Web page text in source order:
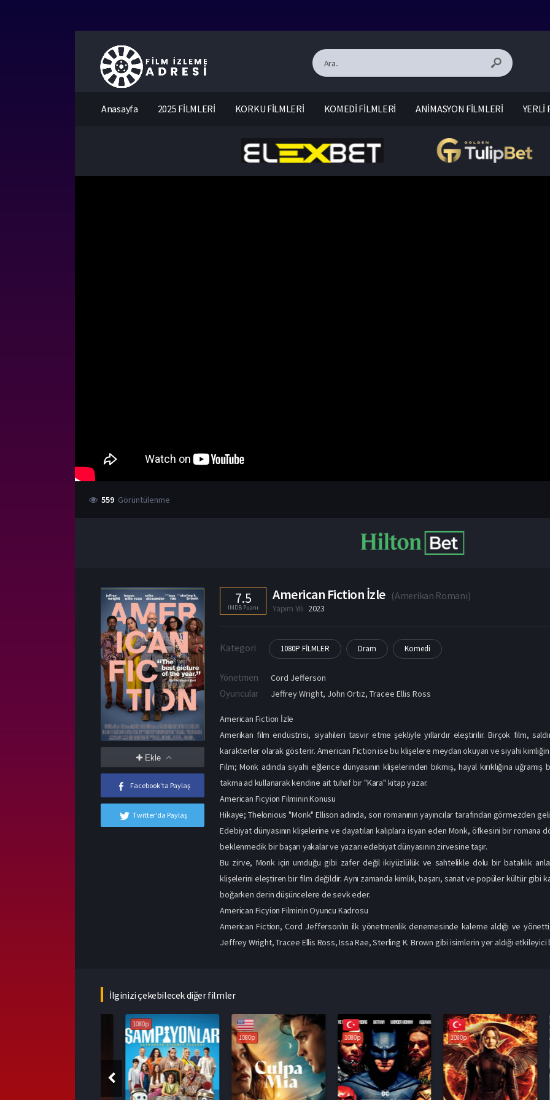
Anasayfa 2025 FİLMLERİ KORKU FİLMLERİ KOMEDİ FİLMLERİ ANİMASYON FİLMLERİ YERLİ
559 Görüntülenme
Ekle
Facebook'ta Paylaş
Twitter'da Paylaş
7.5
IMDB Puanı
American Fiction İzle (Amerikan Romanı)
Yapım Yılı 2023
Kategori 1080P FİLMLER Dram Komedi
Yönetmen Cord Jefferson
Oyuncular Jeffrey Wright, John Ortiz,Tracee Ellis Ross
American Fiction İzle
Amerikan film endüstrisi, siyahileri tasvir etme şekliyle yıllardır eleştirilir. Birçok film,
karakterler olarak gösterir. American Fiction ise bu klişelere meydan okuyan ve siyahi kimliğin
Film; Monk adında siyahi eğlence dünyasının klişelerinden bıkmış, hayal kırıklığına uğramış
takma ad kullanarak kendine ait tuhaf bir "Kara" kitap yazar.
American Ficyion Filminin Konusu
Hikaye; Thelonious "Monk" Ellison adında, son romanının yayıncılar tarafından görmezden
Edebiyat dünyasının klişelerine ve dayatılan kalıplara isyan eden Monk, öfkesini bir romana
beklenmedik bir başarı yakalar ve yazarı edebiyat dünyasının zirvesine taşır.
Bu zirve, Monk için umduğu gibi zafer değil ikiyüzlülük ve sahtelikle dolu bir bataklık
klişelerini eleştiren bir film değildir. Aynı zamanda kimlik, başarı, sanat ve popüler kültür gibi
boğarken derin düşüncelere de sevk eder.
American Ficyion Filminin Oyuncu Kadrosu
American Fiction, Cord Jefferson'ın ilk yönetmenlik denemesinde kaleme aldığı ve
Jeffrey Wright, Tracee Ellis Ross, Issa Rae, Sterling K. Brown gibi isimlerin yer aldığı
İlginizi çekebilecek diğer filmler
1080p 1080p 1080p